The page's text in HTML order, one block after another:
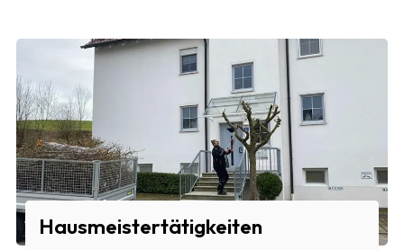
Hausmeistertätigkeiten